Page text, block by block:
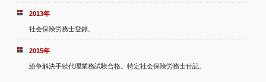
2013年
社会保険労務士登録。
2015年
紛争解決手続代理業務試験合格。特定社会保険労務士付記。